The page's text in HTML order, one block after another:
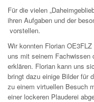
Für die vielen
ihren Aufgaben und der
vorstellen.
Wir konnten Florian
uns mit seinem Fachwissen
erklären. Florian kann uns
bringt dazu einige Bilder für
zu einem virtuellen Besuch
einer lockeren Plauderei